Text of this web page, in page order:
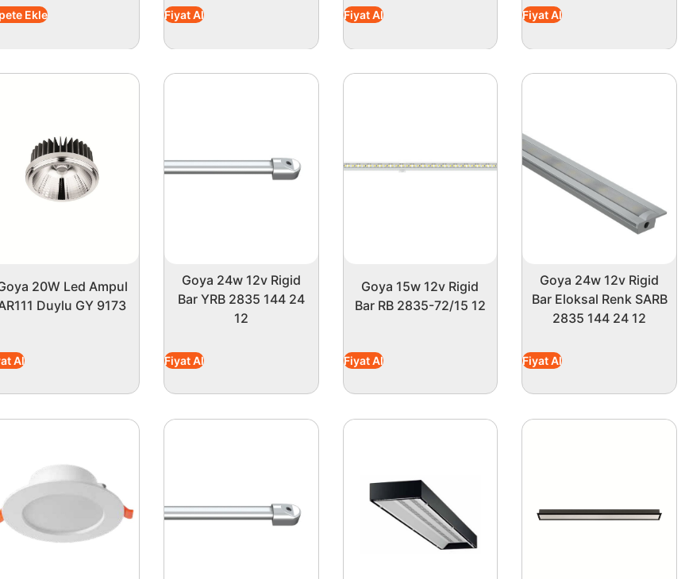
Ekle Fiyat Al Fiyat Al Fiyat Al
20W Led Ampul
Duylu GY 9173
Al
Goya 24w 12v Rigid
Bar YRB 2835 144 24
12
Fiyat Al
Goya 15w 12v Rigid
Bar RB 2835-72/15 12
Fiyat Al
Goya 24w 12v Rigid
Bar Eloksal Renk SARB
2835 144 24 12
Fiyat Al